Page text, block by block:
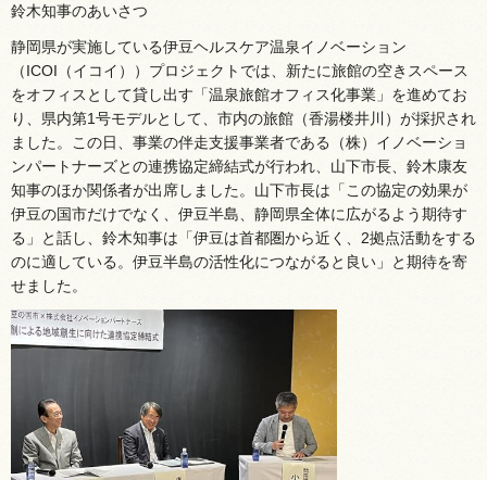
鈴木知事のあいさつ
静岡県が実施している伊豆ヘルスケア温泉イノベーション
（ICOI（イコイ））プロジェクトでは、新たに旅館の空きスペース
をオフィスとして貸し出す「温泉旅館オフィス化事業」を進めてお
り、県内第1号モデルとして、市内の旅館（香湯楼井川）が採択され
ました。この日、事業の伴走支援事業者である（株）イノベーショ
ンパートナーズとの連携協定締結式が行われ、山下市長、鈴木康友
知事のほか関係者が出席しました。山下市長は「この協定の効果が
伊豆の国市だけでなく、伊豆半島、静岡県全体に広がるよう期待す
る」と話し、鈴木知事は「伊豆は首都圏から近く、2拠点活動をする
のに適している。伊豆半島の活性化につながると良い」と期待を寄
せました。